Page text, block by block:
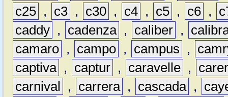
c25 , c3 , c30 , c4 , c5 , c6 ,
caddy , cadenza , caliber ,
camaro , campo , campus ,
captiva , captur , caravelle ,
carnival
, carrera , cascada ,